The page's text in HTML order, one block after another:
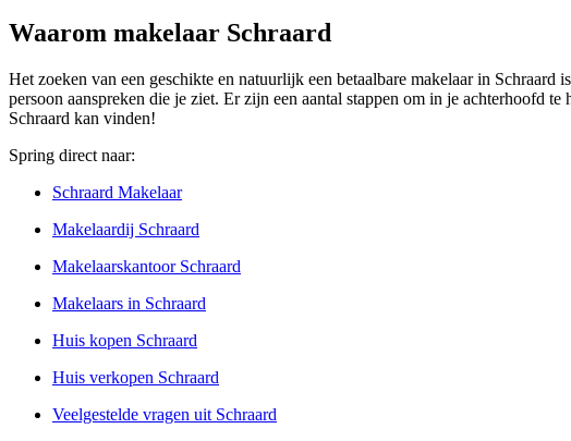
Waarom makelaar Schraard
Het zoeken van een geschikte en natuurlijk een betaalbare makelaar in
persoon aanspreken die je ziet. Er zijn een aantal stappen om in je achterhoofd
Schraard kan vinden!
Spring direct naar:
Schraard Makelaar
Makelaardij Schraard
Makelaarskantoor Schraard
Makelaars in Schraard
Huis kopen Schraard
Huis verkopen Schraard
Veelgestelde vragen uit Schraard